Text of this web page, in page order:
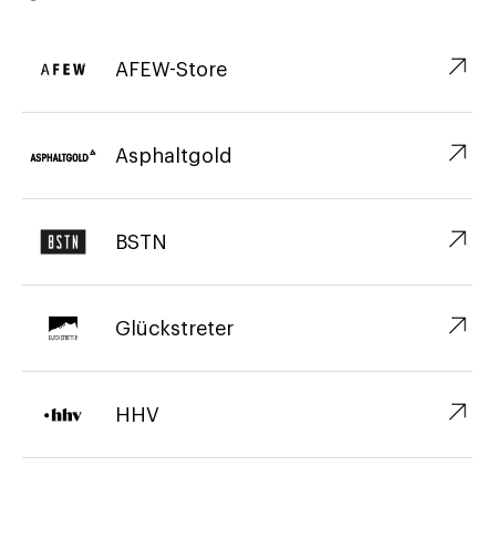
AFEW-Store ↗︎
Asphaltgold ↗︎
BSTN ↗︎
Glückstreter ↗︎
HHV ↗︎